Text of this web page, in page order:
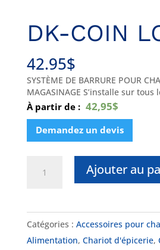
DK-COIN
42.95$
SYSTÈME DE BARRURE POUR
MAGASINAGE S’installe sur
À partir de : 42,95$
Demandez un devis
COIN
LOCK
Ajouter au
Catégories : Accessoires pour
Alimentation, Chariot d'épicerie,